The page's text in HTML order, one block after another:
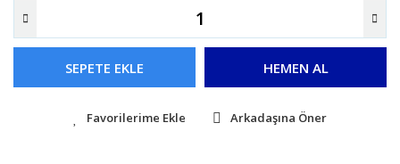
SEPETE EKLE HEMEN AL
Arkadaşına Öner